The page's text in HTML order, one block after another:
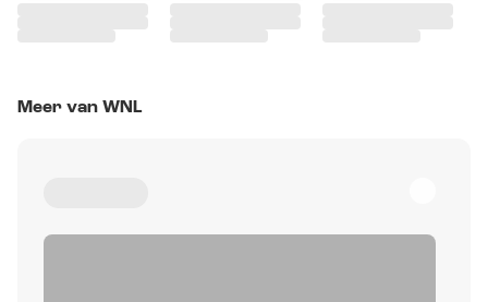
Meer van WNL